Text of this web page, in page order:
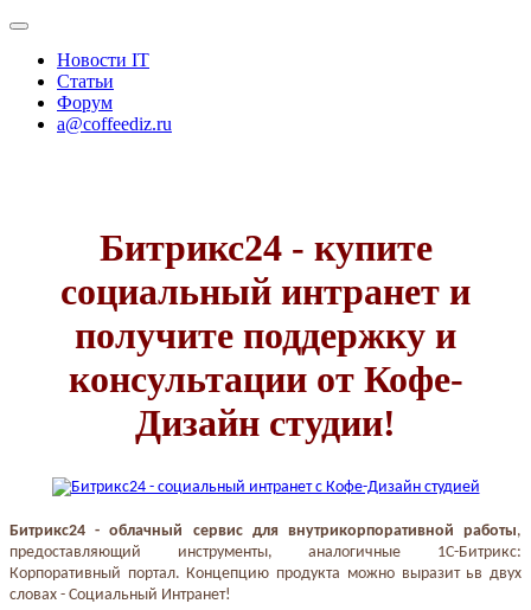
Новости IT
Статьи
Форум
a@coffeediz.ru
Битрикс24 - купите
социальный интранет и
получите поддержку и
консультации от Кофе-
Дизайн студии!
Битрикс24 - облачный сервис для внутрикорпоративной работы,
предоставляющий инструменты, аналогичные 1С-Битрикс:
Корпоративный портал. Концепцию продукта можно выразит ьв двух
словах - Социальный Интранет!